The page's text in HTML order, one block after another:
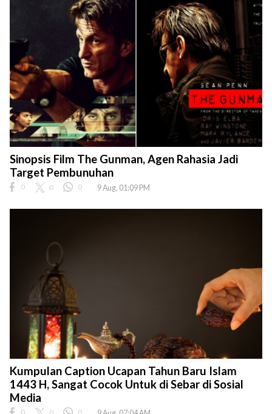
Sinopsis Film The Gunman, Agen Rahasia Jadi
Target Pembunuhan
0 0 0 9 Aug, 01:09 PM
Kumpulan Caption Ucapan Tahun Baru Islam
1443 H, Sangat Cocok Untuk di Sebar di Sosial
Media
0 0 0